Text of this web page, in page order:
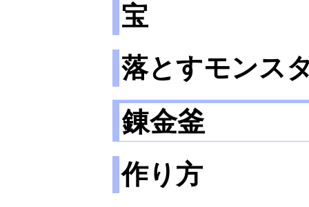
宝
落とすモンス
錬金釜
作り方